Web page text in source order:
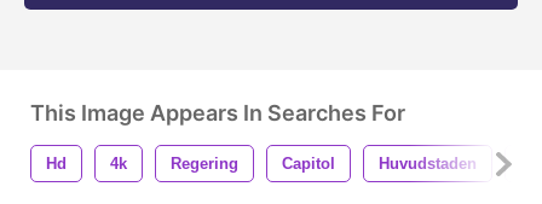
This Image Appears In Searches For
Hd 4k Regering Capitol Huvudstaden